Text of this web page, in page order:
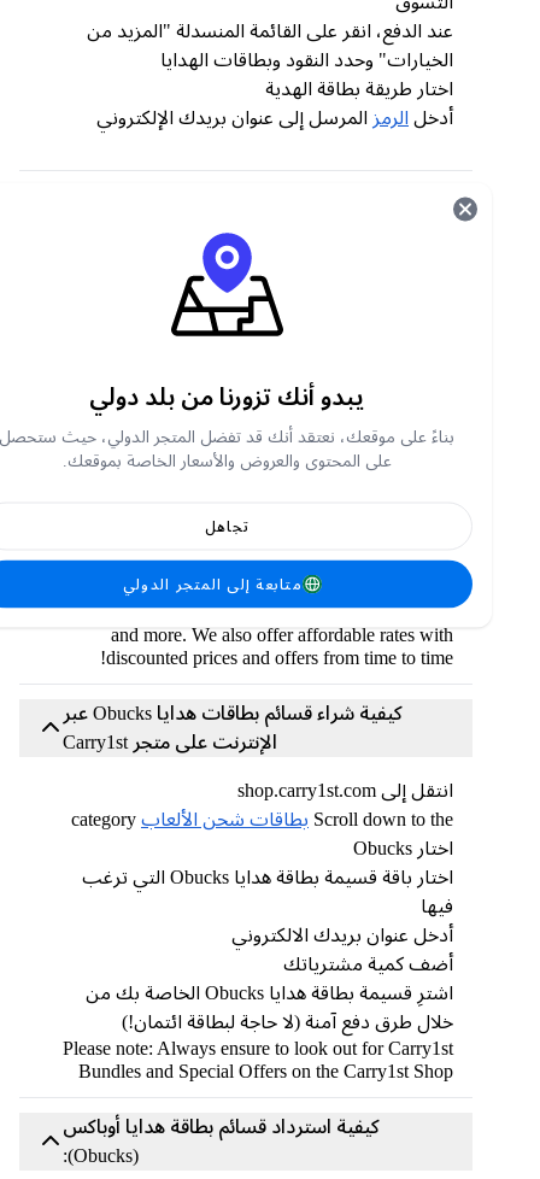
عند الدفع، انقر على القائمة المنسدلة "المزيد من
الخيارات" وحدد النقود وبطاقات الهدايا
اختار طريقة بطاقة الهدية
الرمز المرسل إلى عنوان بريدك الإلكتروني
كيفية التحقق من رصيد بطاقة الهدايا Obucks ؟
بمجرد شراء قسيمة بطاقة هدايا Obucks ، تحقق من
انقر للتحقق من الرصيد
Grab your Obucks gift card Vouchers from the متجر ك
اري فيرست شوب
. We accept secure payment
methods, like PayPal, Chipper, Crypto, bank transfers,
and more. We also offer affordable rates with
discounted prices and offers from time to time!
كيفية شراء قسائم بطاقات هدايا Obucks عبر
الإنترنت على متجر Carry1st
انتقل إلى shop.carry1st.com
Scroll down to the بطاقات شحن الألعابcategory
اختار باقة قسيمة بطاقة هدايا Obucks التي ترغب
أدخل عنوان بريدك الالكتروني
أضف كمية مشترياتك
اشترِ قسيمة بطاقة هدايا Obucks الخاصة بك من
خلال طرق دفع آمنة (لا حاجة لبطاقة ائتمان!)
Please note: Always ensure to look out for Carry1st
Bundles and Special Offers on the Carry1st Shop
كيفية استرداد قسائم بطاقة هدايا أوباكس
يبدو أنك تزورنا من بلد دولي
بناءً على موقعك، نعتقد أنك قد تفضل المتجر الدولي، حيث ستحصل
على المحتوى والعروض والأسعار الخاصة بموقعك.
متابعة إلى المتجر الدولي